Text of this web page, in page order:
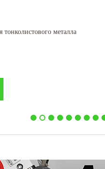
металла